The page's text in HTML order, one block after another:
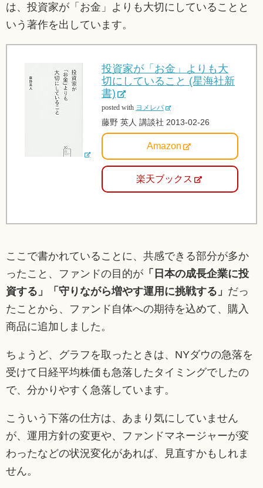
は、投資家が「お金」よりも大切にしていることと
いう著作を出しています。
投資家が「お金」よりも大
切にしていること (星海社新
書)
posted with ヨメレバ
藤野 英人 講談社 2013-02-26
Amazon
楽天ブックス
ここで書かれていることに、共感できる部分が多か
ったこと、ファンドの目的が 「日本の成長企業に投
資する」「守りながら増やす運用に挑戦する」 だっ
たことから、ファンド自体への期待を込めて、購入
商品に追加しました。
ちょうど、グラフを取ったときは、NYダウの急落を
受けて日経平均株価も急落したタイミングでしたの
で、分かりやすく急落しています。
こういう下落の仕方は、あまり気にしていません
が、運用方針の変更や、ファンドマネージャーが変
わったなどの状況変化があれば、見直すかもしれま
せん。